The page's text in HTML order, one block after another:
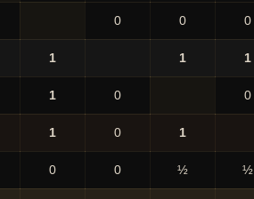
0 0 0
1 1 1
1 0 0
1 0 1
0 0 ½ ½